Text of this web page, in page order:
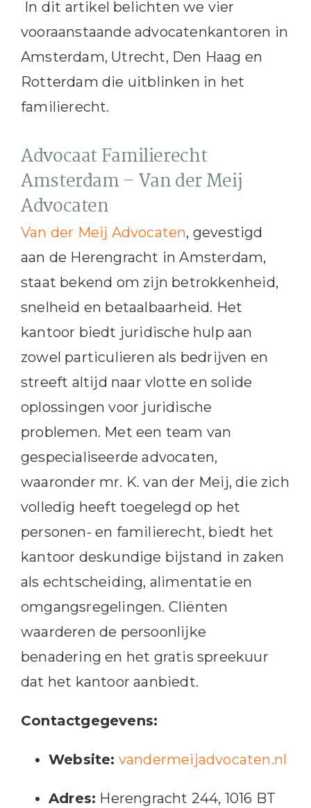
In dit artikel belichten we vier
vooraanstaande advocatenkantoren in
Amsterdam, Utrecht, Den Haag en
Rotterdam die uitblinken in het
familierecht.
Advocaat Familierecht
Amsterdam – Van der Meij
Advocaten
Van der Meij Advocaten, gevestigd
aan de Herengracht in Amsterdam,
staat bekend om zijn betrokkenheid,
snelheid en betaalbaarheid. Het
kantoor biedt juridische hulp aan
zowel particulieren als bedrijven en
streeft altijd naar vlotte en solide
oplossingen voor juridische
problemen. Met een team van
gespecialiseerde advocaten,
waaronder mr. K. van der Meij, die zich
volledig heeft toegelegd op het
personen- en familierecht, biedt het
kantoor deskundige bijstand in zaken
als echtscheiding, alimentatie en
omgangsregelingen. Cliënten
waarderen de persoonlijke
benadering en het gratis spreekuur
dat het kantoor aanbiedt.
Contactgegevens:
Website: vandermeijadvocaten.nl
Adres: Herengracht 244, 1016 BT